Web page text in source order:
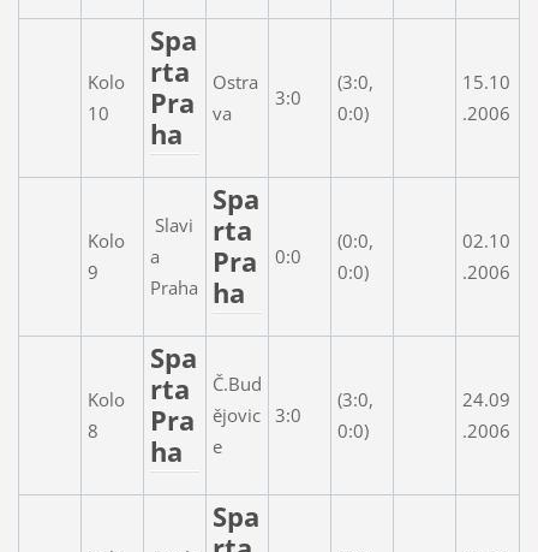
Kolo
10
Spa
rta
Pra
ha
Ostra
va
3:0
(3:0,
0:0)
15.10
.2006
Kolo
9
Slavi
a
Praha
Spa
rta
Pra
ha
0:0
(0:0,
0:0)
02.10
.2006
Kolo
8
Spa
rta
Pra
ha
Č.Bud
ějovic
e
3:0
(3:0,
0:0)
24.09
.2006
Spa